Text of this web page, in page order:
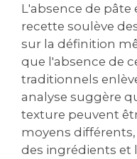
L'absence de pâte
recette soulève
sur la définition
que l'absence de
traditionnels
analyse suggère
texture peuvent
moyens
des ingrédients et